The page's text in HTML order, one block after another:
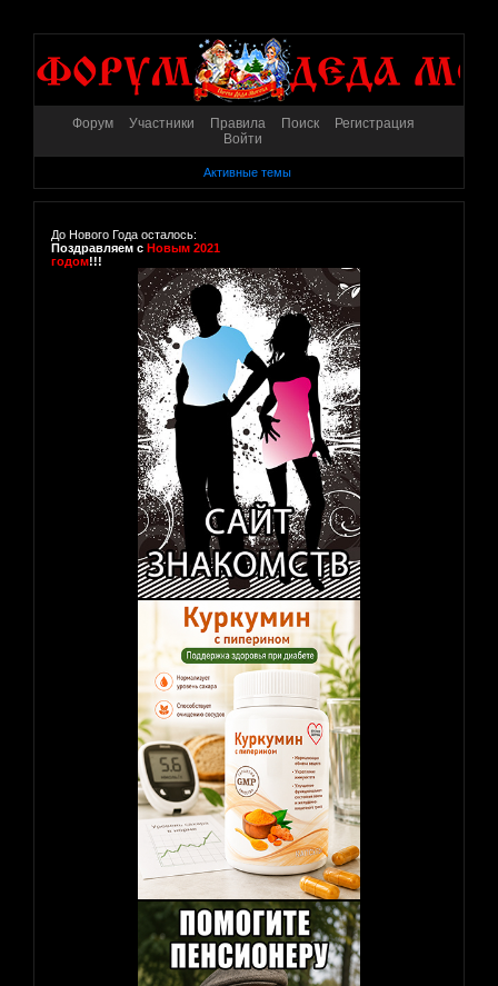
Форум Участники Правила Поиск
Регистрация
Войти
Активные темы
До Нового Года осталось:
Поздравляем с Новым 2021
годом!!!